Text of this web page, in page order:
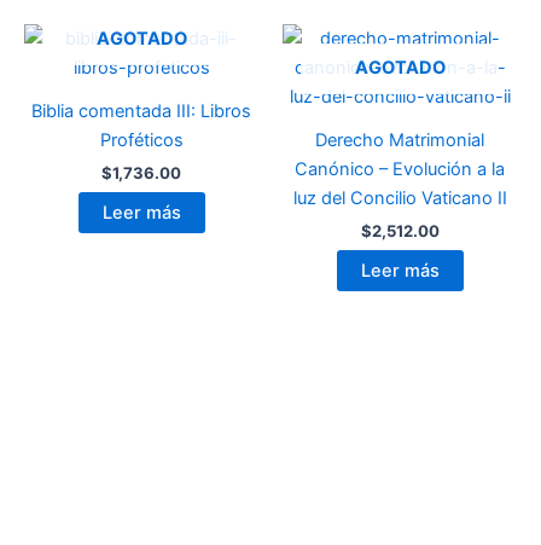
AGOTADO
Biblia comentada III: Libros
Proféticos
$1,736.00
Leer más
AGOTADO
Derecho Matrimonial
Canónico – Evolución a la
luz del Concilio Vaticano II
$2,512.00
Leer más